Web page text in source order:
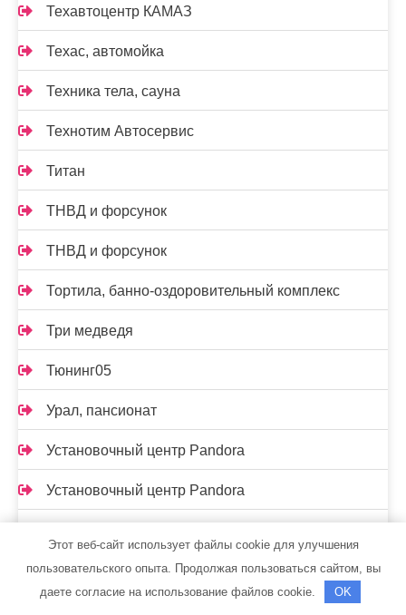
Техавтоцентр КАМАЗ
Техас, автомойка
Техника тела, сауна
Технотим Автосервис
Титан
ТНВД и форсунок
ТНВД и форсунок
Тортила, банно-оздоровительный комплекс
Три медведя
Тюнинг05
Урал, пансионат
Установочный центр Pandora
Установочный центр Pandora
Физкультурно-оздоровительный комплекс, МГУ
им. Н.П. Огарева
Этот веб-сайт использует файлы cookie для улучшения
пользовательского опыта. Продолжая пользоваться сайтом, вы
даете согласие на использование файлов cookie.
OK